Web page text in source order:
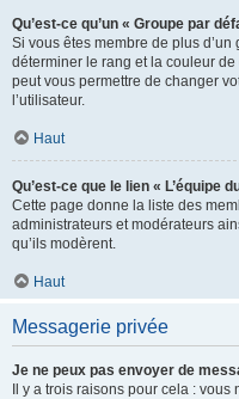
Qu’est-ce qu’un « Groupe par
Si vous êtes membre de plus
déterminer le rang et la couleur
peut vous permettre de changer
l’utilisateur.
Haut
Qu’est-ce que le lien « L’équipe
Cette page donne la liste des
administrateurs et modérateurs
qu’ils modèrent.
Haut
Messagerie privée
Je ne peux pas envoyer de
Il y a trois raisons pour cela :